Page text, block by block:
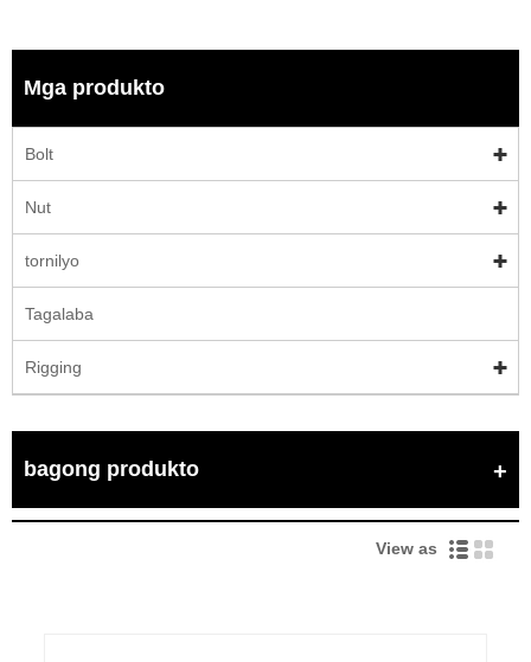
Mga produkto
Bolt
Nut
tornilyo
Tagalaba
Rigging
bagong produkto
View as